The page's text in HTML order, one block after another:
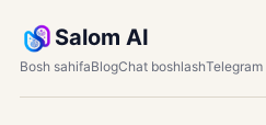
Salom AI
Bosh sahifaBlogChat boshlashTelegram